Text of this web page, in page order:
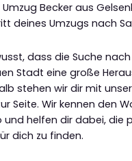
Becker aus
deines Umzugs nach
dass die Suche
Stadt eine große
stehen wir dir mit
Seite. Wir kennen den
und helfen dir dabei, die
dich zu finden.